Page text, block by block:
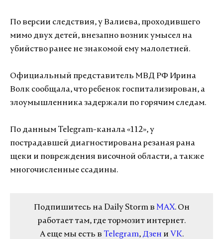
По версии следствия, у Валиева, проходившего
мимо двух детей, внезапно возник умысел на
убийство ранее не знакомой ему малолетней.
Официальный представитель МВД РФ Ирина
Волк сообщала, что ребенок госпитализирован, а
злоумышленника задержали по горячим следам.
По данным Telegram-канала «112», у
пострадавшей диагностирована резаная рана
щеки и повреждения височной области, а также
многочисленные ссадины.
Подпишитесь на Daily Storm в MAX. Он
работает там, где тормозит интернет.
А еще мы есть в Telegram, Дзен и VK.